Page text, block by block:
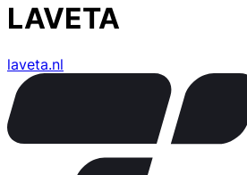
LAVETA
laveta.nl